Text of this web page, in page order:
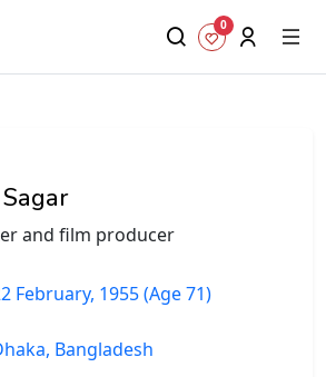
0
and film producer
February, 1955 (Age 71)
Bangladesh